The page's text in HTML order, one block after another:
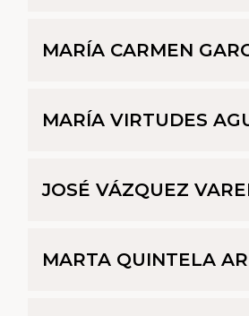
MARÍA CARMEN
MARÍA VIRTUDES
JOSÉ VÁZQUEZ
MARTA QUINTELA